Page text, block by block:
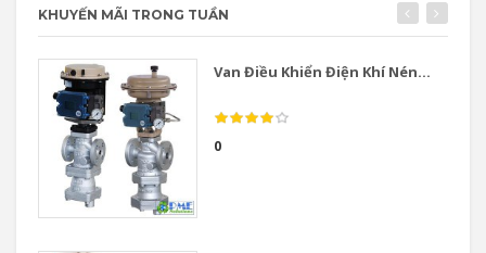
KHUYẾN MÃI TRONG TUẦN
Van Điều Khiển Điện Khí Nén...
0